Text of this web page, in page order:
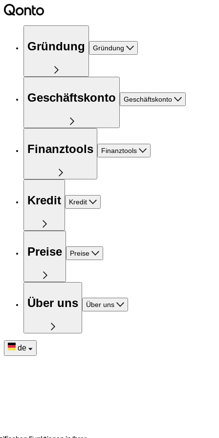
Gründung Gründung
Geschäftskonto Geschäftskonto
Finanztools Finanztools
Kredit Kredit
Preise Preise
Über uns Über uns
de